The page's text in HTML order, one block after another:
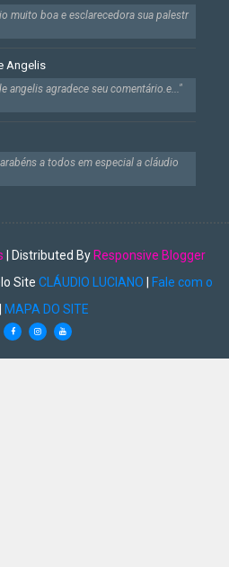
muito boa e esclarecedora sua palestr
Angelis
angelis agradece seu comentário.e..."
a todos em especial a cláudio
| Distributed By Responsive Blogger
SiteCLÁUDIO LUCIANO
Fale com o
MAPA DO SITE